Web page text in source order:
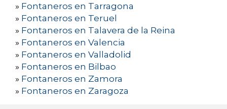
» Fontaneros en Tarragona
» Fontaneros en Teruel
» Fontaneros en Talavera de la Reina
» Fontaneros en Valencia
» Fontaneros en Valladolid
» Fontaneros en Bilbao
» Fontaneros en Zamora
» Fontaneros en Zaragoza